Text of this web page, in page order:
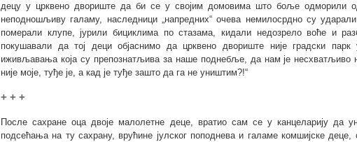
децу у црквено двориште да би се у својим домовима што боље одморили од
неподношљиву галаму, наследници „напредних“ очева немилосрдно су
померали клупе, јурили бициклима по стазама, кидали недозрело воће и
покушавали да тој деци објаснимо да црквено двориште није градски
иживљавања која су препознатљива за наше поднебље, да нам је
није моје, туђе је, а кад је туђе зашто да га не уништим?!“
+ + +
После сахране оца двоје малолетне деце, вратио сам се у канцеларију да
подсећања на ту сахрану, врућине јулског поподнева и галаме комшијске